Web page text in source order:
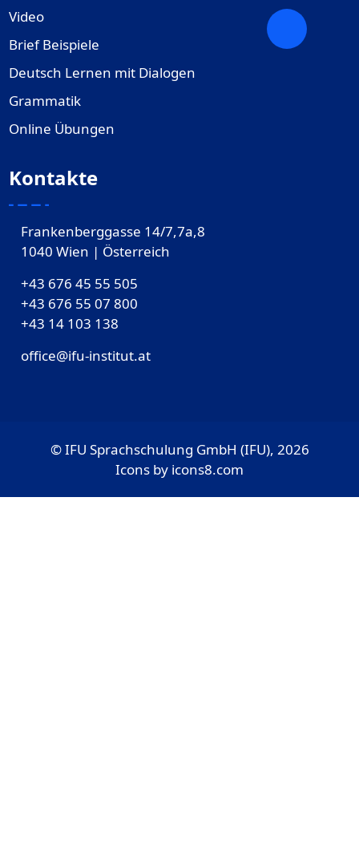
Video
Brief Beispiele
Deutsch Lernen mit Dialogen
Grammatik
Online Übungen
Kontakte
Frankenberggasse 14/7,7a,8
1040 Wien | Österreich
+43 676 45 55 505
+43 676 55 07 800
‎+43 14 103 138
office@ifu-institut.at
© IFU Sprachschulung GmbH (IFU), 2026
Icons by icons8.com